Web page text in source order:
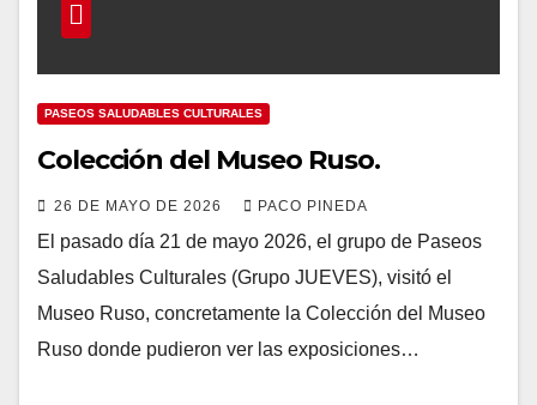
PASEOS SALUDABLES CULTURALES
Colección del Museo Ruso.
26 DE MAYO DE 2026 PACO PINEDA
El pasado día 21 de mayo 2026, el grupo de Paseos
Saludables Culturales (Grupo JUEVES), visitó el
Museo Ruso, concretamente la Colección del Museo
Ruso donde pudieron ver las exposiciones…